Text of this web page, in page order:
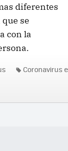
diferentes
se
con la
Coronavirus